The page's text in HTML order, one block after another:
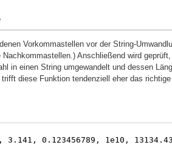
Vorkommastellen vor der String-
Anschließend wird
in einen String umgewandelt und dessen
diese Funktion tendenziell eher das
0.123456789, 1e10,